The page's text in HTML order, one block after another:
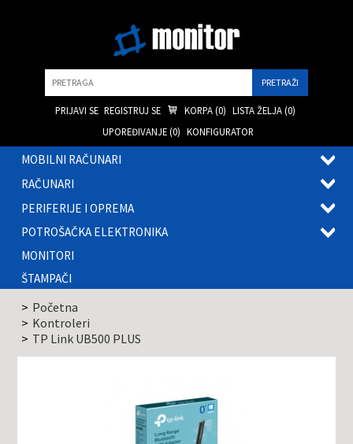
PRIJAVI SE REGISTRUJ SE KORPA (0) LISTA ŽELJA (0)
UPOREĐIVANJE (0) KONFIGURATOR
MOBILNI RAČUNARI
RAČUNARI
PERIFERIJE I OPREMA
POTROŠAČKA ELEKTRONIKA
MONITORI
ŠTAMPAČI
Početna
Kontroleri
TP Link UB500 PLUS